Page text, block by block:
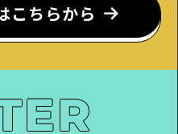
こちらから